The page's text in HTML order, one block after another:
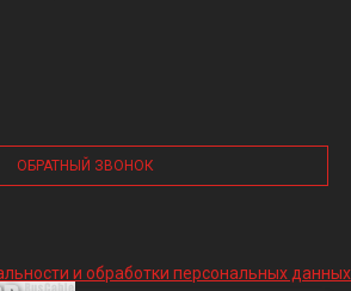
ОБРАТНЫЙ ЗВОНОК
и обработки персональных данных